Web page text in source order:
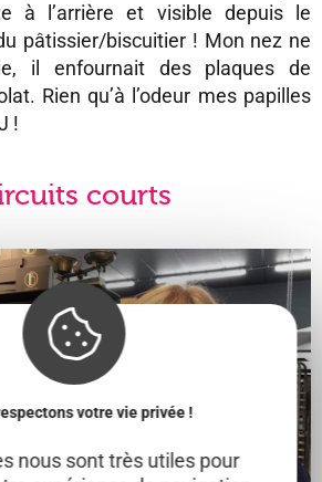
votre vie privée !
nous sont très utiles pour
à l’arrière et visible depuis le
pâtissier/biscuitier ! Mon nez ne
il enfournait des plaques de
Rien qu’à l’odeur mes papilles
!
courts